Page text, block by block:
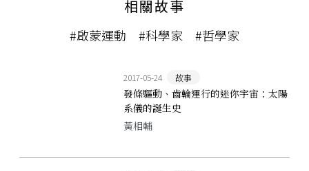
相關故事
#啟蒙運動 #科學家 #哲學家
2017-05-24 故事
發條驅動、齒輪運行的迷你宇宙：太陽
系儀的誕生史
黃相輔